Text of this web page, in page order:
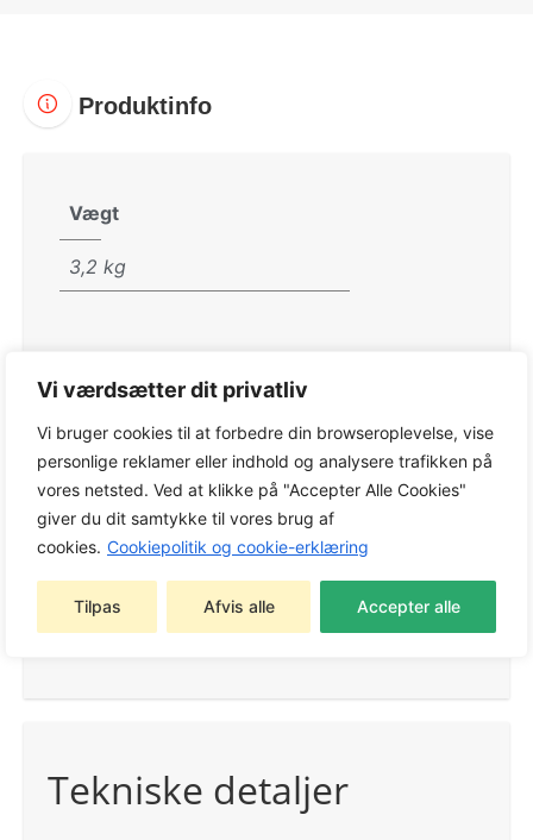
Vi værdsætter dit privatliv
Vi bruger cookies til at forbedre din browseroplevelse, vise
personlige reklamer eller indhold og analysere trafikken på
vores netsted. Ved at klikke på "Accepter Alle Cookies"
giver du dit samtykke til vores brug af
cookies. Cookiepolitik og cookie-erklæring
Tilpas Afvis alle Accepter alle
Produktinfo
Vægt
3,2 kg
Varenummer:FA070115723
Kategorier: Batterimaskiner,Ekskl. Batteri og
lader,STIHL Batterimaskiner,STIHL Trimmere og
kratryddere,Trimmere og kratryddere
Tags: Batterimaskiner,Ekskl. Batteri og lader
STIHL Batterimaskiner,STIHL Trimmere og
kratryddere
Trimmere og kratryddere
Tekniske detaljer